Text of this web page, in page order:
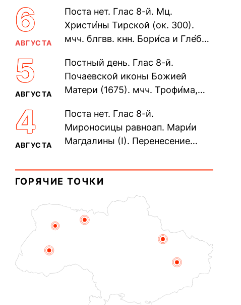
6
АВГУСТА
Поста нет. Глас 8-й. Мц.
Христи́ны Тирской (ок. 300).
мчч. блгвв. кнн. Бори́са и Гле́ба,
Дави́да (1015). Прп....
5
АВГУСТА
Постный день. Глас 8-й.
Почаевской иконы Божией
Матери (1675). мчч. Трофи́ма,
мучеников (284–305). прав.
воина Фео́дора...
4
АВГУСТА
Поста нет. Глас 8-й.
Мироносицы равноап. Мари́и
Магдалины (I). Перенесение
Синопского (403–404). Прп.
Корни́лия...
ГОРЯЧИЕ ТОЧКИ